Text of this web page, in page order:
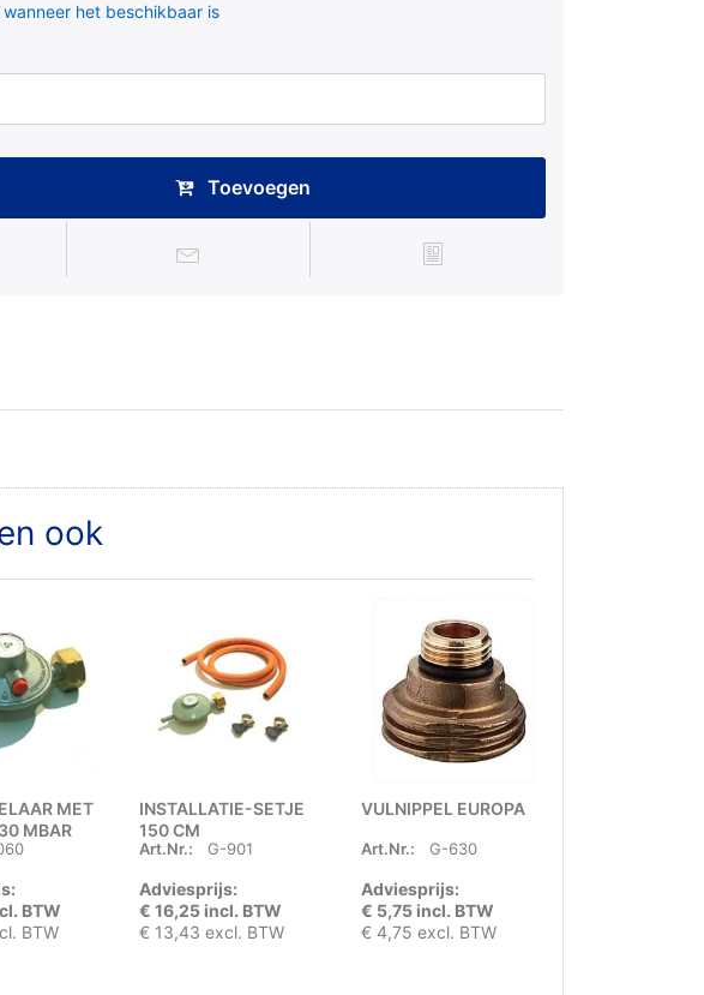
het beschikbaar is
Toevoegen
ook
MET
MBAR
BUITEN
BTW
BTW
INSTALLATIE-SETJE
150 CM
Art.Nr.: G-901
Adviesprijs:
€ 16,25 incl. BTW
€ 13,43 excl. BTW
VULNIPPEL EUROPA
Art.Nr.: G-630
Adviesprijs:
€ 5,75 incl. BTW
€ 4,75 excl. BTW